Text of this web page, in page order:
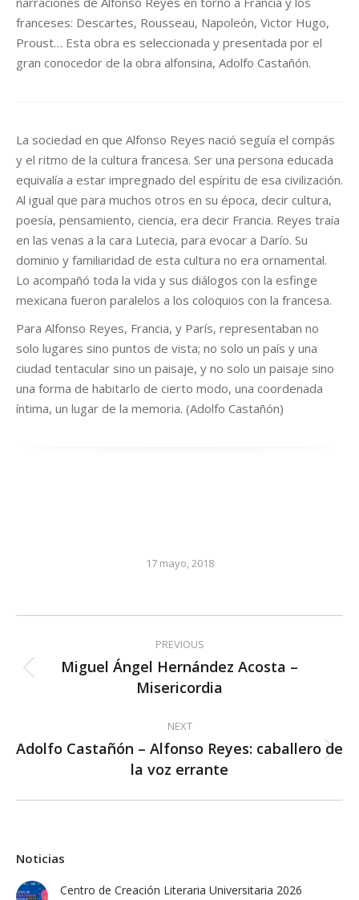
franceses: Descartes, Rousseau, Napoleón, Victor Hugo,
Proust… Esta obra es seleccionada y presentada por el
gran conocedor de la obra alfonsina, Adolfo Castañón.
La sociedad en que Alfonso Reyes nació seguía el compás
y el ritmo de la cultura francesa. Ser una persona educada
equivalía a estar impregnado del espíritu de esa civilización.
Al igual que para muchos otros en su época, decir cultura,
poesía, pensamiento, ciencia, era decir Francia. Reyes traía
en las venas a la cara Lutecia, para evocar a Darío. Su
dominio y familiaridad de esta cultura no era ornamental.
Lo acompañó toda la vida y sus diálogos con la esfinge
mexicana fueron paralelos a los coloquios con la francesa.
Para Alfonso Reyes, Francia, y París, representaban no
solo lugares sino puntos de vista; no solo un país y una
ciudad tentacular sino un paisaje, y no solo un paisaje sino
una forma de habitarlo de cierto modo, una coordenada
íntima, un lugar de la memoria. (Adolfo Castañón)
17 mayo, 2018
navigation
PREVIOUS
Previous
post:
Miguel Ángel Hernández Acosta –
Misericordia
NEXT
Next
post:
Adolfo Castañón – Alfonso Reyes: caballero de
la voz errante
Noticias
Centro de Creación Literaria Universitaria 2026